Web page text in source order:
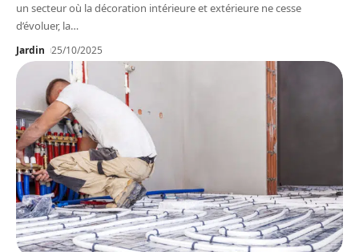
un secteur où la décoration intérieure et extérieure ne cesse
d’évoluer, la…
Jardin 25/10/2025